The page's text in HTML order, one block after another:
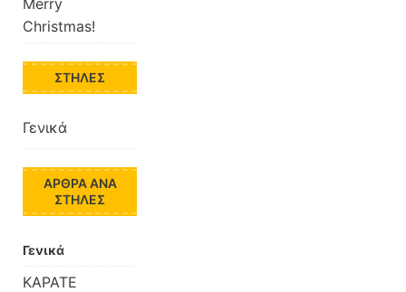
Merry
Christmas!
ΣΤΉΛΕΣ
Γενικά
ΆΡΘΡΑ ΑΝΆ
ΣΤΉΛΕΣ
Γενικά
ΚΑΡΑΤΕ